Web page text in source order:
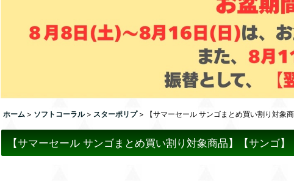
ホーム > ソフトコーラル > スターポリプ > 【サマーセール サンゴまとめ買い割り対象
【サマーセール サンゴまとめ買い割り対象商品】【サンゴ